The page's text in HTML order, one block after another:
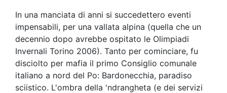
In una manciata di anni si succedettero eventi
impensabili, per una vallata alpina (quella che un
decennio dopo avrebbe ospitato le Olimpiadi
Invernali Torino 2006). Tanto per cominciare, fu
disciolto per mafia il primo Consiglio comunale
italiano a nord del Po: Bardonecchia, paradiso
sciistico. L'ombra della 'ndrangheta (e dei servizi